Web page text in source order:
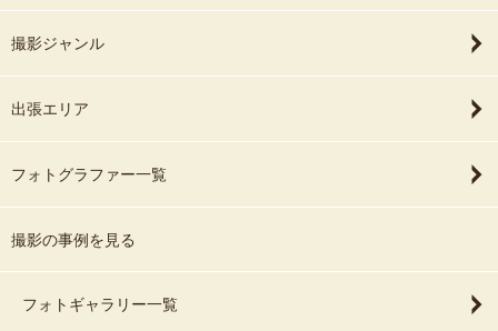
撮影ジャンル
出張エリア
フォトグラファー一覧
撮影の事例を見る
フォトギャラリー一覧